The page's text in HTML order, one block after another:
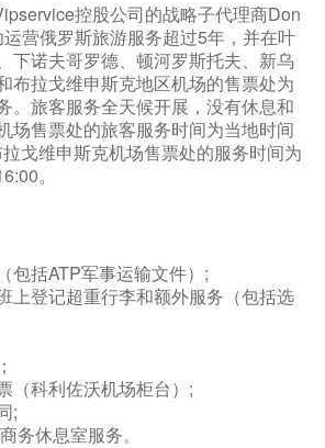
控股公司的战略子代理商Don
营俄罗斯旅游服务超过5年，并在叶
下诺夫哥罗德、顿河罗斯托夫、新乌
布拉戈维申斯克地区机场的售票处为
。旅客服务全天候开展，没有休息和
场售票处的旅客服务时间为当地时间
戈维申斯克机场售票处的服务时间为
16:00。
括ATP军事运输文件）;
上登记超重行李和额外服务（包括选
（科利佐沃机场柜台）;
;
务休息室服务。